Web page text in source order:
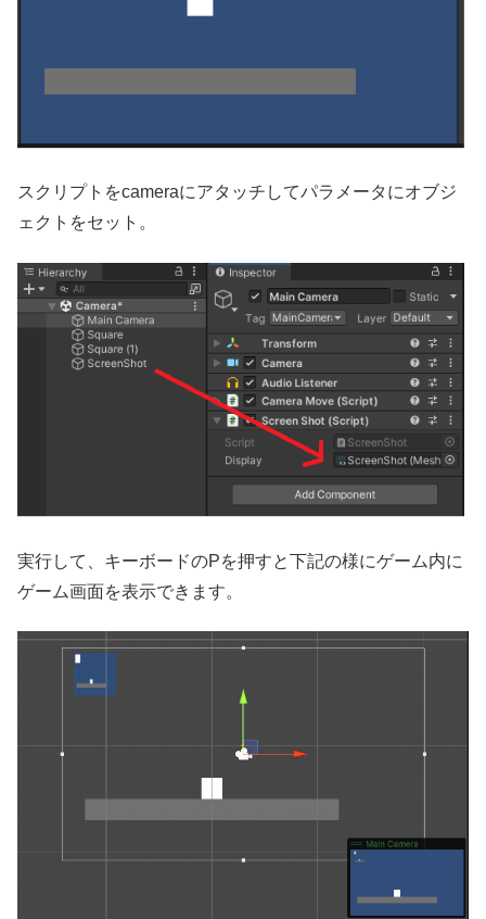
スクリプトをcameraにアタッチしてパラメータにオブジ
ェクトをセット。
実行して、キーボードのPを押すと下記の様にゲーム内に
ゲーム画面を表示できます。